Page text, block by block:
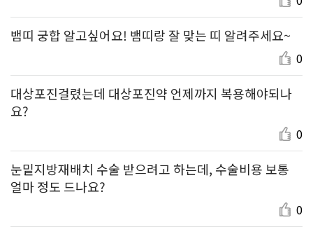
뱀띠 궁합 알고싶어요! 뱀띠랑 잘 맞는 띠 알려주세요~
0
대상포진걸렸는데 대상포진약 언제까지 복용해야되나
요?
0
눈밑지방재배치 수술 받으려고 하는데, 수술비용 보통
얼마 정도 드나요?
0